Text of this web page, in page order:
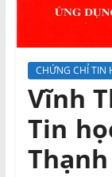
Miền
Nam
CHỨNG CHỈ TIN
Vĩnh
Tin
Thạnh